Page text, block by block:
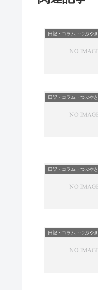
日記・コラム・つぶやき
日記・コラム・つぶやき
日記・コラム・つぶやき
日記・コラム・つぶやき